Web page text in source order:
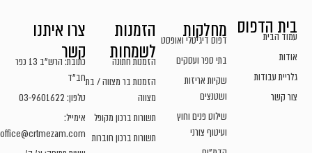
בית הדפוס
עמוד הבית
אודות
גלריית עבודות
צור קשר
מחלקות
דפוס דיגיטלי ואופסט
בתי ספר ועסקים
שקיות אריזות
ושטנצים
שילוט פנים וחוץ
ועיטוף צורני
הזמנות
לשמחות
הזמנות חתונה
הזמנות בר מצווה / בת
מצווה
תשורות ברכון מקופל
תשורות ברכון חוברות
צרו איתנו
קשר
כתובת: הרש"ב 13 כפר
חב"ד
טלפון: 03-9601622
אימייל:
office@crtmezam.com